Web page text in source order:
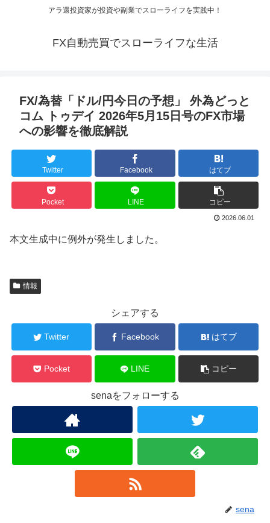
アラ還投資家が投資や副業でスローライフを実践中！
FX自動売買でスローライフな生活
FX/為替「ドル/円今日の予想」 外為どっと
コム トゥデイ 2026年5月15日号のFX市場
への影響を徹底解説
Twitter Facebook はてブ
Pocket LINE コピー
2026.06.01
本文生成中に例外が発生しました。
情報
シェアする
Twitter Facebook はてブ
Pocket LINE コピー
senaをフォローする
sena